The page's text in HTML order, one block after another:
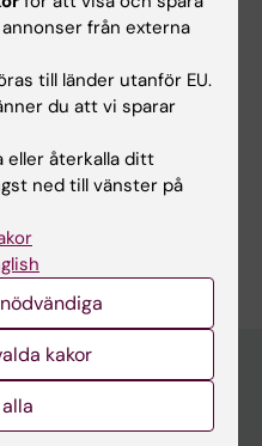
och socialmedicin
från externa
till länder utanför EU.
du att vi sparar
eller återkalla ditt
ned till vänster på
kakor